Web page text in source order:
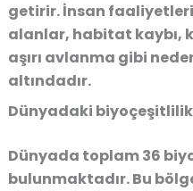
getirir. İnsan
alanlar, habitat kaybı,
aşırı avlanma gibi
altındadır.
Dünyadaki biyoçeşitlilik
Dünyada toplam 36
bulunmaktadır. Bu